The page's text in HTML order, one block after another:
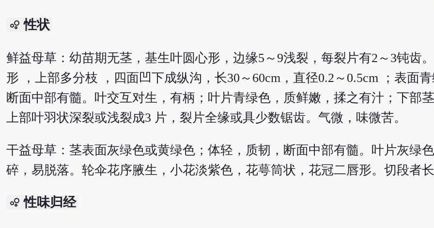
bubble_chart 性状
鲜益母草：幼苗期无茎，基生叶圆心形，边缘5～9浅裂，每裂片有2～3钝齿
形 ，上部多分枝 ，四面凹下成纵沟，长30～60cm，直径0.2～0.5cm ；表面青
断面中部有髓。叶交互对生，有柄；叶片青绿色，质鲜嫩，揉之有汁；下部
上部叶羽状深裂或浅裂成3 片，裂片全缘或具少数锯齿。气微，味微苦。
干益母草：茎表面灰绿色或黄绿色；体轻，质韧，断面中部有髓。叶片灰绿
碎，易脱落。轮伞花序腋生，小花淡紫色，花萼筒状，花冠二唇形。切段者长
bubble_chart 性味归经